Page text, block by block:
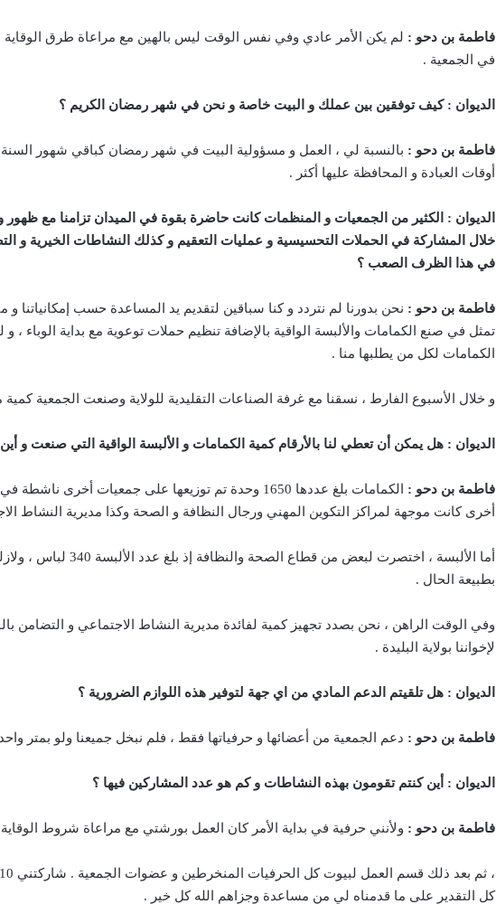
فاطمة بن دحو : لم يكن الأمر عادي وفي نفس الوقت ليس بالهين مع مراعاة طرق الوقاية
في الجمعية .
الديوان : كيف توفقين بين عملك و البيت خاصة و نحن في شهر رمضان الكريم ؟
فاطمة بن دحو : بالنسبة لي ، العمل و مسؤولية البيت في شهر رمضان كباقي شهور
أوقات العبادة و المحافظة عليها أكثر .
الديوان :
الكثير من الجمعيات و المنظمات كانت حاضرة بقوة في الميدان تزامنا مع ظهور
خلال المشاركة في الحملات التحسيسية و عمليات التعقيم و كذلك النشاطات الخيرية و
في هذا الظرف الصعب ؟
فاطمة بن دحو : نحن بدورنا لم نتردد و كنا سباقين لتقديم يد المساعدة حسب إمكانياتنا و
تمثل في صنع الكمامات والألبسة الواقية بالإضافة تنظيم حملات توعوية مع بداية الوباء ، و
الكمامات لكل من يطلبها منا .
و خلال الأسبوع الفارط ، نسقنا مع غرفة الصناعات التقليدية للولاية وصنعت الجمعية
الديوان : هل يمكن أن تعطي لنا بالأرقام كمية الكمامات و الألبسة الواقية التي صنعت و
فاطمة بن دحو :
الكمامات بلغ عددها 1650 وحدة تم توزيعها على جمعيات أخرى
أخرى كانت موجهة لمراكز التكوين المهني ورجال النظافة و الصحة وكذا مديرية النشاط
أما الألبسة ، اختصرت لبعض من
بطبيعة الحال .
وفي الوقت الراهن ، نحن بصدد تجهيز كمية لفائدة مديرية النشاط الاجتماعي و التضامن
لإخواننا بولاية البليدة .
الديوان : هل تلقيتم الدعم المادي من اي جهة لتوفير هذه اللوازم الضرورية ؟
فاطمة بن دحو : دعم الجمعية من أعضائها و حرفياتها فقط ، فلم نبخل جميعنا ولو بمتر
الديوان : أين كنتم تقومون بهذه النشاطات و كم هو عدد المشاركين فيها ؟
فاطمة بن دحو : ولأنني حرفية في بداية الأمر كان العمل بورشتي مع مراعاة شروط الوقاية
كل التقدير على ما قدمناه لي من مساعدة وجزاهم الله كل خير .